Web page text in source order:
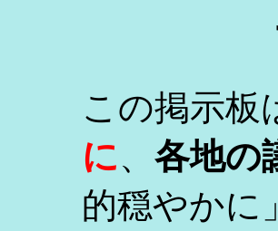
この掲示板
に、 各地の
的穏やかに